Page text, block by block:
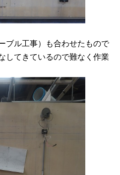
ブル工事）も合わせたもので
してきているので難なく作業